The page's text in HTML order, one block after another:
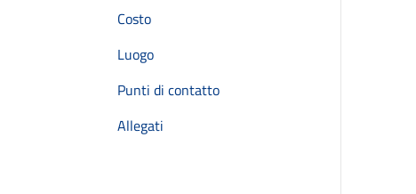
Costo
Luogo
Punti di contatto
Allegati